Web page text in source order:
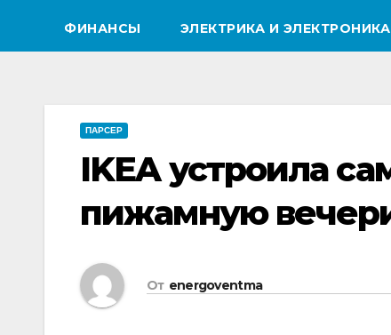
ФИНАНСЫ ЭЛЕКТРИКА И ЭЛЕКТРОНИКА
ПАРСЕР
IKEA устроила
пижамную
От energoventma